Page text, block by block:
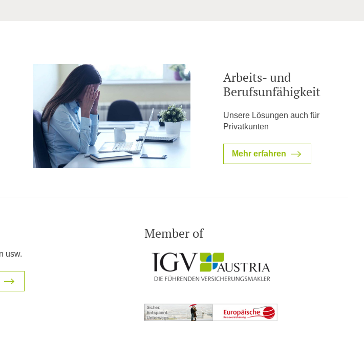
Arbeits- und
Berufsunfähigkeit
Unsere Lösungen auch für
Privatkunten
Mehr erfahren
usw.
Member of